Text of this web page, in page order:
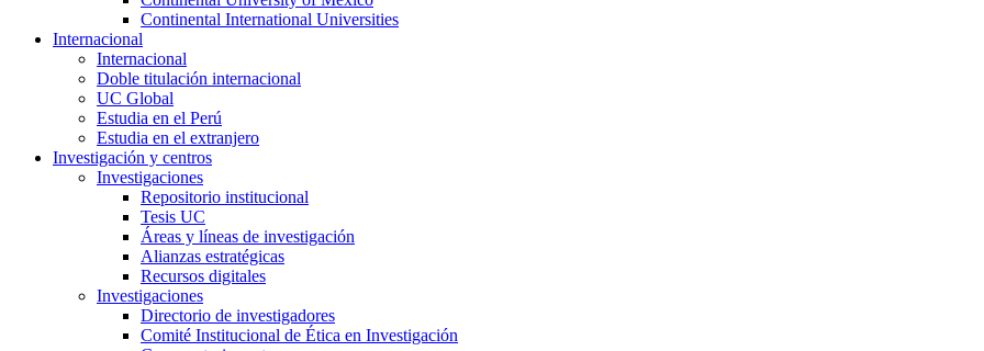
Continental International Universities
Internacional
Internacional
Doble titulación internacional
UC Global
Estudia en el Perú
Estudia en el extranjero
Investigación y centros
Investigaciones
Repositorio institucional
Tesis UC
Áreas y líneas de investigación
Alianzas estratégicas
Recursos digitales
Investigaciones
Directorio de investigadores
Comité Institucional de Ética en Investigación